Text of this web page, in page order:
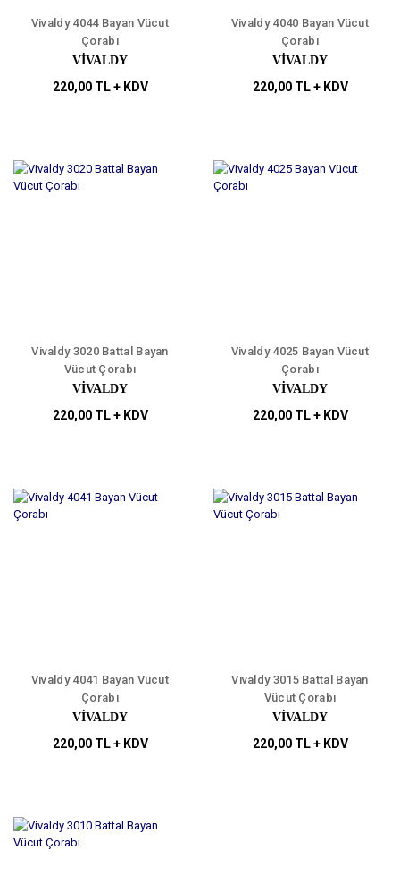
Vivaldy 4044 Bayan Vücut
Çorabı
VİVALDY
220,00 TL + KDV
Vivaldy 4040 Bayan Vücut
Çorabı
VİVALDY
220,00 TL + KDV
Vivaldy 3020 Battal Bayan
Vücut Çorabı
VİVALDY
220,00 TL + KDV
Vivaldy 4025 Bayan Vücut
Çorabı
VİVALDY
220,00 TL + KDV
Vivaldy 4041 Bayan Vücut
Çorabı
VİVALDY
220,00 TL + KDV
Vivaldy 3015 Battal Bayan
Vücut Çorabı
VİVALDY
220,00 TL + KDV